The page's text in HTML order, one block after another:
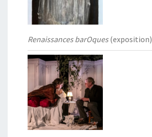
Renaissances barOques(exposition)